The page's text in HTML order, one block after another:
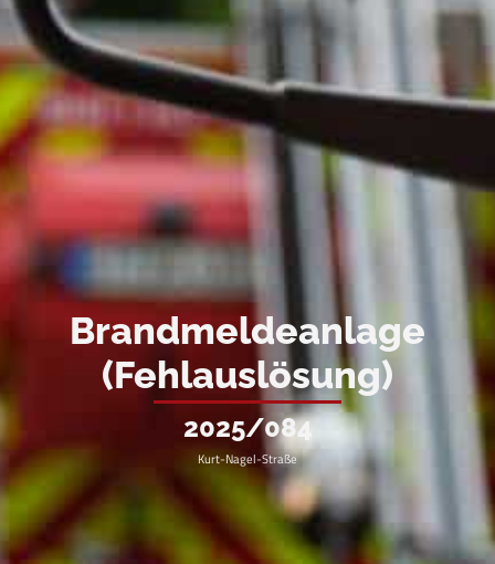
Brandmeldeanlage
(Fehlauslösung)
2025/084
Kurt-Nagel-Straße